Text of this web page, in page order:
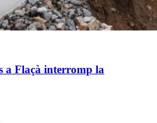
a Flaçà interromp la